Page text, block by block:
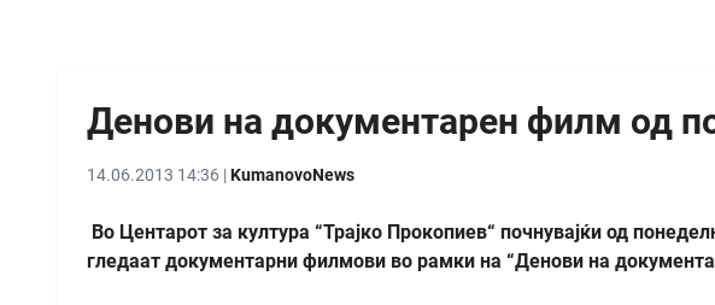
Денови на документарен филм од
14.06.2013 14:36 |KumanovoNews
Во Центарот за култура “Трајко Прокопиев“ почнувајќи од
гледаат документарни филмови во рамки на “Денови на